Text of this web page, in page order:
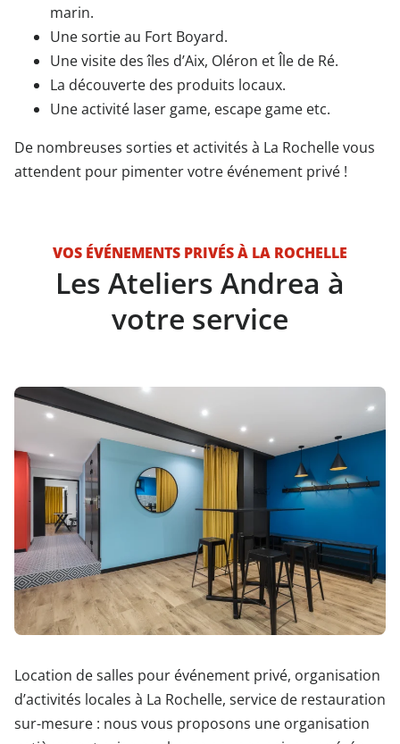
marin.
Une sortie au Fort Boyard.
Une visite des îles d’Aix, Oléron et Île de Ré.
La découverte des produits locaux.
Une activité laser game, escape game etc.
De nombreuses sorties et activités à La Rochelle vous
attendent pour pimenter votre événement privé !
VOS ÉVÉNEMENTS PRIVÉS À LA ROCHELLE
Les Ateliers Andrea à
votre service
Location de salles pour événement privé, organisation
d’activités locales à La Rochelle, service de restauration
sur-mesure : nous vous proposons une organisation